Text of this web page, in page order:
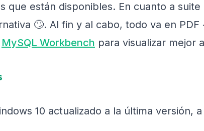
que están disponibles. En cuanto a suite
🙄. Al fin y al cabo, todo va en
MySQL Workbench para visualizar mejor
10 actualizado a la última versión,